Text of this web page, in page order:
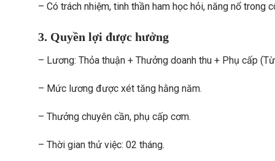
– Có trách nhiệm, tinh thần ham học hỏi, năng nổ trong
3. Quyền lợi được hưởng
– Lương: Thỏa thuận + Thưởng doanh thu + Phụ cấp
– Mức lương được xét tăng hằng năm.
– Thưởng chuyên cần, phụ cấp cơm.
– Thời gian thử việc: 02 tháng.